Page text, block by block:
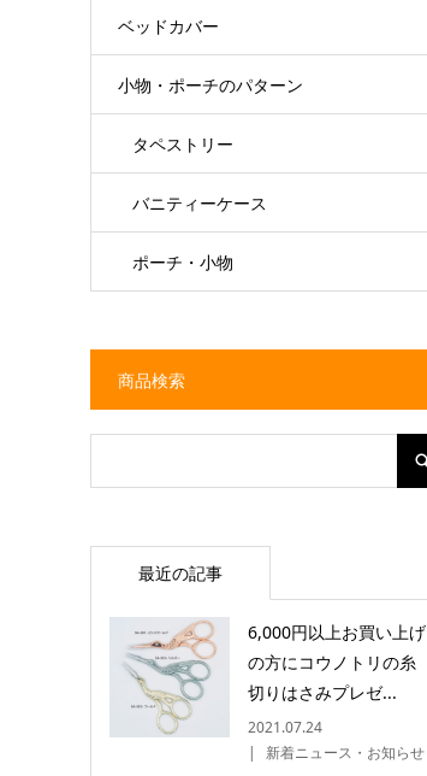
ベッドカバー
小物・ポーチのパターン
タペストリー
バニティーケース
ポーチ・小物
商品検索
最近の記事
6,000円以上お買い上げ
の方にコウノトリの糸
切りはさみプレゼ...
2021.07.24
新着ニュース・お知らせ